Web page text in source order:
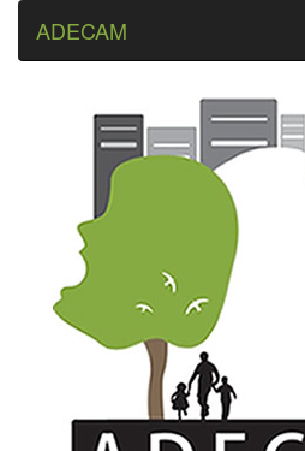
ADECAM